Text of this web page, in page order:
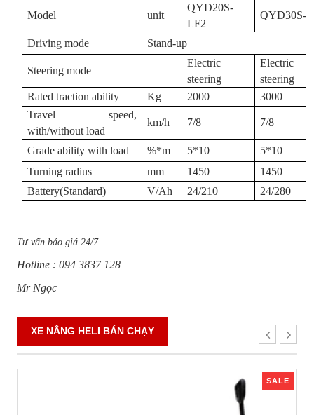
Model unit
QYD20S-
LF2
QYD30S-
Driving mode Stand-up
Steering mode
Electric
steering
Electric
steering
Rated traction ability
Kg 2000
3000
Travel speed,
with/without load
km/h 7/8 7/8
Grade ability with load %*m 5*10
5*10
Turning radius
mm 1450
1450
Battery(Standard)
V/Ah 24/210 24/280
Tư vấn báo giá 24/7
Hotline : 094 3837 128
Mr Ngọc
XE NÂNG HELI BÁN CHẠY
SALE